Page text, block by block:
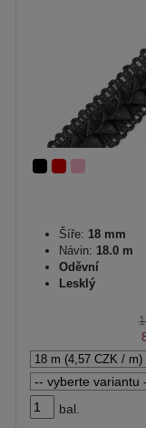
Šíře: 18 mm
Návin: 18.0 m
Oděvní
Lesklý
bal.